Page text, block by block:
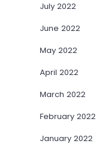
July 2022
June 2022
May 2022
April 2022
March 2022
February 2022
January 2022